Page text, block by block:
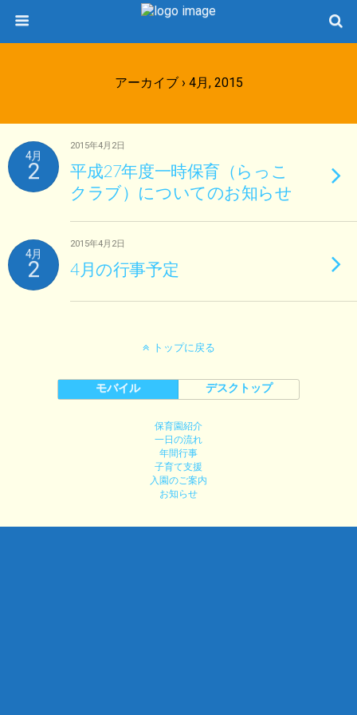
アーカイブ › 4月, 2015
4月
2
2015年4月2日
平成27年度一時保育（らっこ
クラブ）についてのお知らせ
4月
2
2015年4月2日
4月の行事予定
トップに戻る
モバイル デスクトップ
保育園紹介
一日の流れ
年間行事
子育て支援
入園のご案内
お知らせ